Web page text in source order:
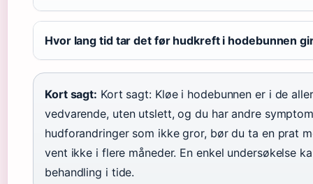
Hvor lang tid tar det før hudkreft i hodebunnen
Kort sagt: Kort sagt: Kløe i hodebunnen er i de
vedvarende, uten utslett, og du har andre
hudforandringer som ikke gror, bør du ta en prat
vent ikke i flere måneder. En enkel undersøkelse
behandling i tide.